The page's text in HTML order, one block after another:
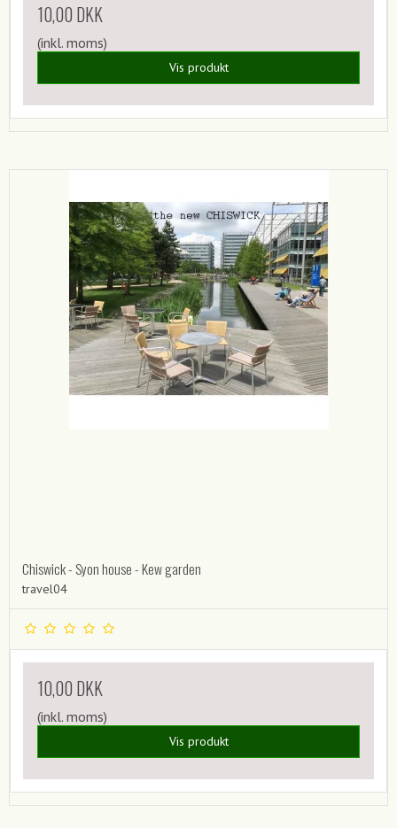
10,00 DKK
(inkl. moms)
Vis produkt
Chiswick - Syon house - Kew garden
travel04
10,00 DKK
(inkl. moms)
Vis produkt